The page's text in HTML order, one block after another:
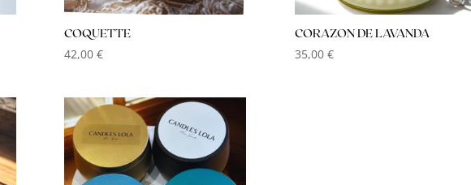
COQUETTE
42,00 €
CORAZON DE LAVANDA
35,00 €